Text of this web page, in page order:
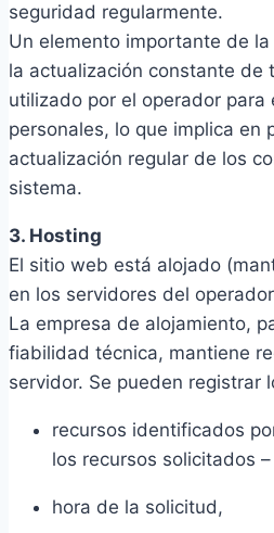
seguridad regularmente.
Un elemento importante de
la actualización constante de
utilizado por el operador
personales, lo que implica en
actualización regular de los
sistema.
3. Hosting
El sitio web está alojado
en los servidores del
La empresa de alojamiento,
fiabilidad técnica, mantiene
servidor. Se pueden registrar
recursos identificados
los recursos solicitados
hora de la solicitud,